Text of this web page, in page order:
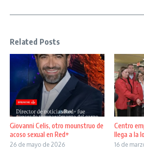
Related Posts
Giovanni Celis, otro mounstruo de
acoso sexual en Red+
26 de mayo de 2026
Centro
llega a la
16 de